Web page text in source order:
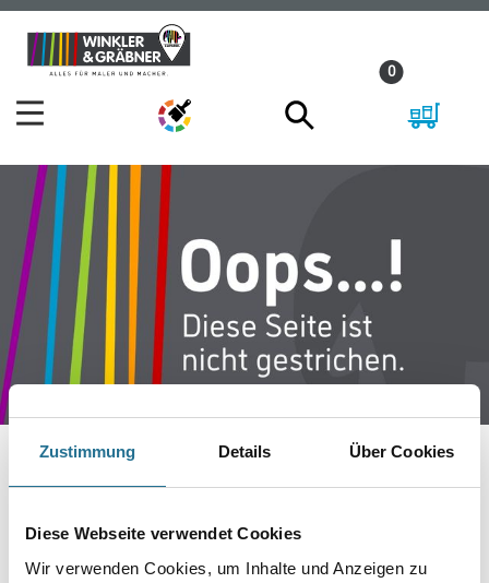
Zustimmung Details Über Cookies
Diese Webseite verwendet Cookies
Wir verwenden Cookies, um Inhalte und Anzeigen zu
Zum
Inhalt
Zum
Navigationsmenü
0
IST AUFGETRETEN